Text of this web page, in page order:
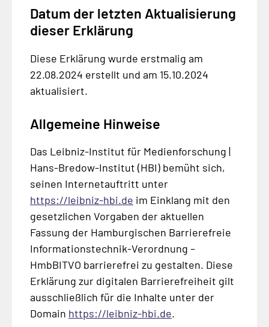
Datum der letzten Aktualisierung
dieser Erklärung
Diese Erklärung wurde erstmalig am
22.08.2024 erstellt und am 15.10.2024
aktualisiert.
Allgemeine Hinweise
Das Leibniz-Institut für Medienforschung |
Hans-Bredow-Institut (HBI) bemüht sich,
seinen Internetauftritt unter
https://leibniz-hbi.de im Einklang mit den
gesetzlichen Vorgaben der aktuellen
Fassung der Hamburgischen Barrierefreie
Informationstechnik-Verordnung –
HmbBITVO barrierefrei zu gestalten. Diese
Erklärung zur digitalen Barrierefreiheit gilt
ausschließlich für die Inhalte unter der
Domain https://leibniz-hbi.de.